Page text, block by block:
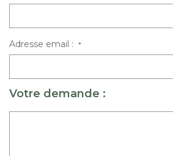
Adresse email : *
Votre demande :